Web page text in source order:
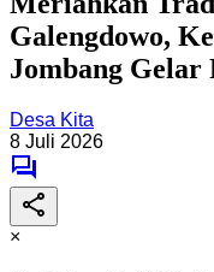
Galengdowo,
Jombang
Desa Kita
8 Juli 2026
×